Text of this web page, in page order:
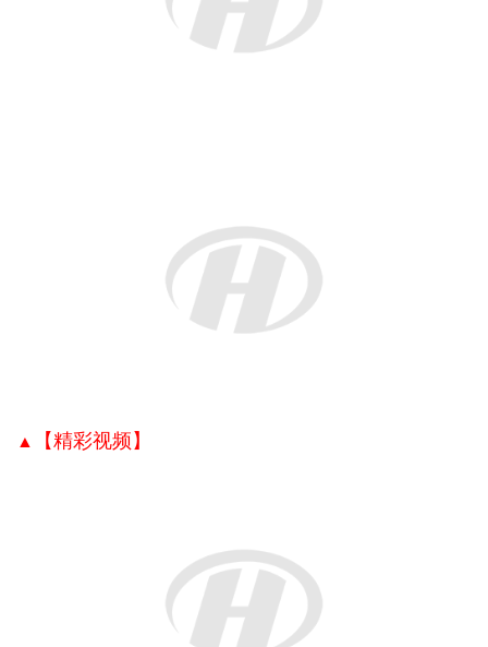
▲ 【精彩视频】